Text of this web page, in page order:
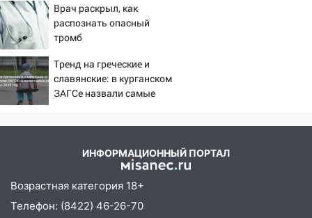
мальчишек на поле с
горохом
Врач раскрыл, как
распознать опасный
тромб
Тренд на греческие и
славянские: в курганском
ЗАГСе назвали самые
ИНФОРМАЦИОННЫЙ ПОРТАЛ
Возрастная категория 18+
Телефон: (8422) 46-26-70